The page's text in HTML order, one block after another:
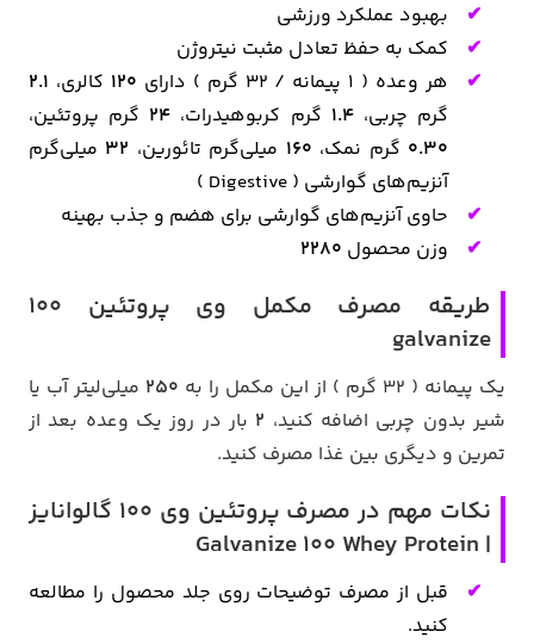
بهبود عملکرد ورزشی
کمک به حفظ تعادل مثبت نیتروژن
هر وعده ( 1 پیمانه / 32 گرم ) دارای
120 کالری، 2.1
گرم چربی،1.4 گرم کربوهیدرات، 24 گرم پروتئین،
0.30 گرم نمک، 160 میلی‌گرم تائورین، 32 میلی‌گرم
آنزیم‌های گوارشی ( Digestive )
حاوی آنزیم‌های گوارشی برای هضم و جذب بهینه
وزن محصول 2280
طریقه مصرف مکمل وی پروتئین 100
galvanize
یک پیمانه ( 32 گرم ) از این مکمل را به 250 میلی‌لیتر آب یا
شیر بدون چربی اضافه کنید، 2 بار در روز یک وعده بعد از
تمرین و دیگری بین غذا مصرف کنید.
نکات مهم در مصرف پروتئین وی 100 گالوانایز
| Galvanize 100 Whey Protein
قبل از مصرف توضیحات روی جلد محصول را مطالعه
کنید.